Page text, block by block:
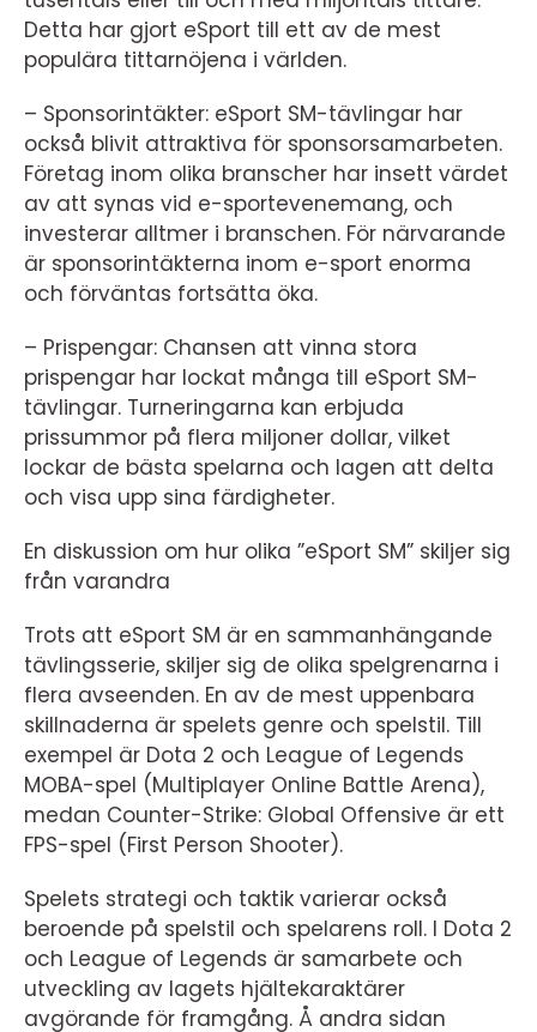
Detta har gjort eSport till ett av de mest
populära tittarnöjena i världen.
– Sponsorintäkter: eSport SM-tävlingar har
också blivit attraktiva för sponsorsamarbeten.
Företag inom olika branscher har insett värdet
av att synas vid e-sportevenemang, och
investerar alltmer i branschen. För närvarande
är sponsorintäkterna inom e-sport enorma
och förväntas fortsätta öka.
– Prispengar: Chansen att vinna stora
prispengar har lockat många till eSport SM-
tävlingar. Turneringarna kan erbjuda
prissummor på flera miljoner dollar, vilket
lockar de bästa spelarna och lagen att delta
och visa upp sina färdigheter.
En diskussion om hur olika ”eSport SM” skiljer sig
från varandra
Trots att eSport SM är en sammanhängande
tävlingsserie, skiljer sig de olika spelgrenarna i
flera avseenden. En av de mest uppenbara
skillnaderna är spelets genre och spelstil. Till
exempel är Dota 2 och League of Legends
MOBA-spel (Multiplayer Online Battle Arena),
medan Counter-Strike: Global Offensive är ett
FPS-spel (First Person Shooter).
Spelets strategi och taktik varierar också
beroende på spelstil och spelarens roll. I Dota 2
och League of Legends är samarbete och
utveckling av lagets hjältekaraktärer
avgörande för framgång. Å andra sidan